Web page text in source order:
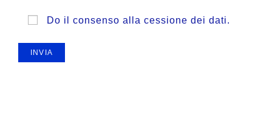
Do il consenso alla cessione dei dati.